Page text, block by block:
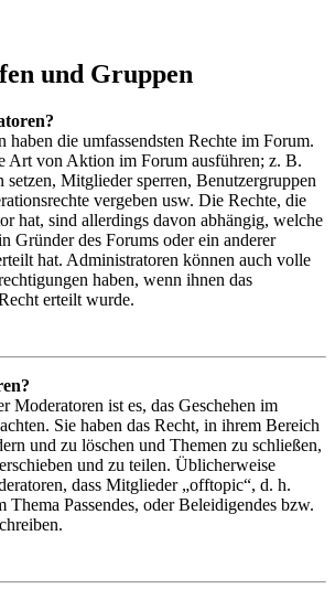
und Gruppen
haben die umfassendsten Rechte im Forum.
Art von Aktion im Forum ausführen; z. B.
setzen, Mitglieder sperren, Benutzergruppen
vergeben usw. Die Rechte, die
hat, sind allerdings davon abhängig, welche
Gründer des Forums oder ein anderer
hat. Administratoren können auch volle
haben, wenn ihnen das
erteilt wurde.
Moderatoren ist es, das Geschehen im
Sie haben das Recht, in ihrem Bereich
und zu löschen und Themen zu schließen,
und zu teilen. Üblicherweise
dass Mitglieder „offtopic“, d. h.
Thema Passendes, oder Beleidigendes bzw.